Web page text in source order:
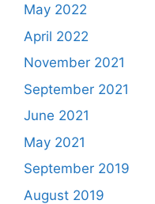
May 2022
April 2022
November 2021
September 2021
June 2021
May 2021
September 2019
August 2019